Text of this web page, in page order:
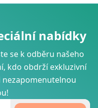
nabídky
se k odběru našeho
kdo obdrží exkluzivní
nezapomenutelnou